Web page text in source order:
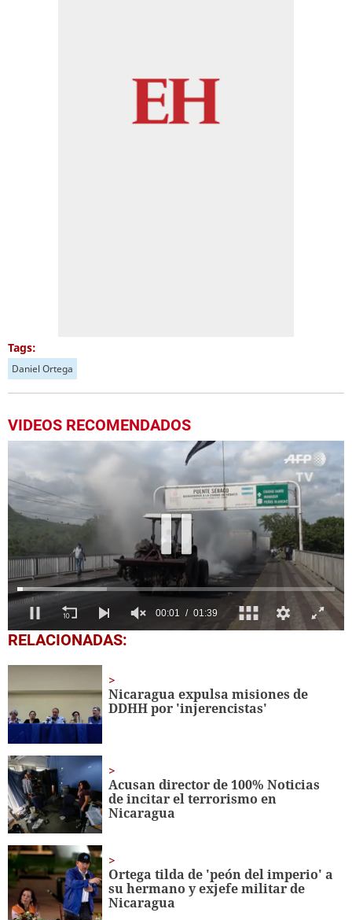
Tags:
Daniel Ortega
VIDEOS RECOMENDADOS
0
of
seconds
RELACIONADAS:
Nicaragua expulsa misiones de
DDHH por 'injerencistas'
Acusan director de 100% Noticias
de incitar el terrorismo en
Nicaragua
Ortega tilda de 'peón del imperio' a
su hermano y exjefe militar de
Nicaragua